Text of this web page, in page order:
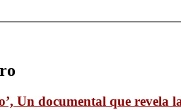
Un documental que revela